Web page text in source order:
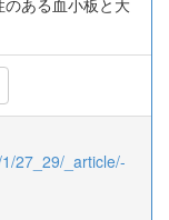
ある血小板と大
27_29/_article/-